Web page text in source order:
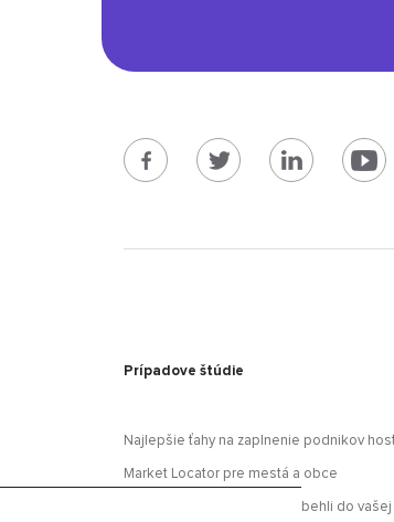
Prípadove štúdie
Najlepšie ťahy na zaplnenie podnikov
Market Locator pre mestá a obce
Oslovte športovcov, aby dobehli do